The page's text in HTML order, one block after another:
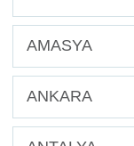
AMASYA
ANKARA